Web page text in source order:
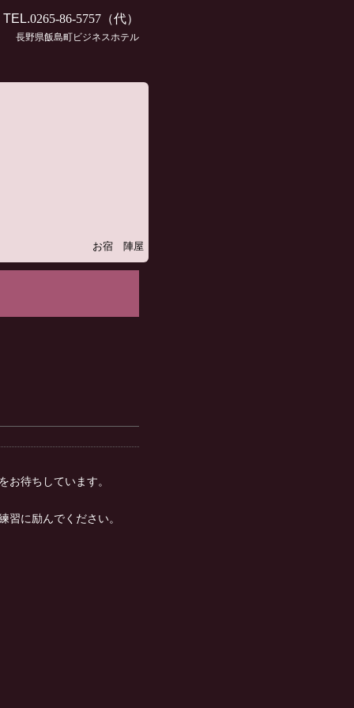
TEL.0265-86-5757 （代）
長野県飯島町ビジネスホテル
お宿 陣屋
お待ちしています。
習に励んでください。